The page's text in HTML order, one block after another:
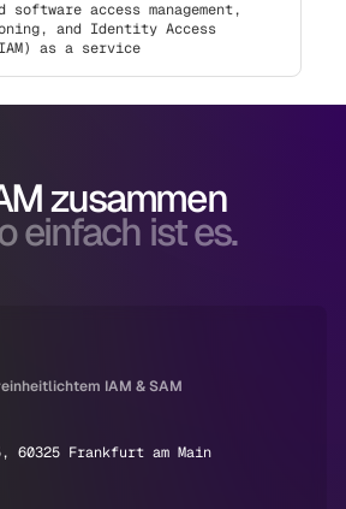
software access management,
and Identity Access
as a service
zusammen
einfach ist es.
IAM & SAM
60325 Frankfurt am Main